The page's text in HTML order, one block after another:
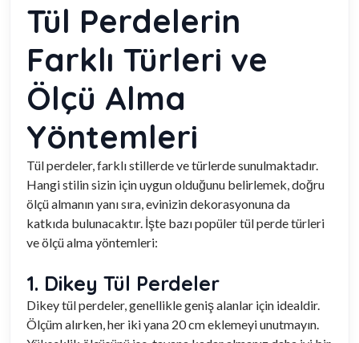
Tül Perdelerin
Farklı Türleri ve
Ölçü Alma
Yöntemleri
Tül perdeler, farklı stillerde ve türlerde sunulmaktadır.
Hangi stilin sizin için uygun olduğunu belirlemek, doğru
ölçü almanın yanı sıra, evinizin dekorasyonuna da
katkıda bulunacaktır. İşte bazı popüler tül perde türleri
ve ölçü alma yöntemleri:
1. Dikey Tül Perdeler
Dikey tül perdeler, genellikle geniş alanlar için idealdir.
Ölçüm alırken, her iki yana 20 cm eklemeyi unutmayın.